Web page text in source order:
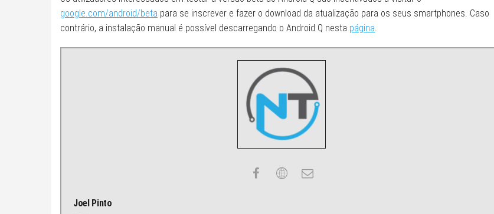
google.com/android/beta para se inscrever e fazer o download da atualização para os seus smartphones. Caso
contrário, a instalação manual é possível descarregando o Android Q nesta página
Joel Pinto